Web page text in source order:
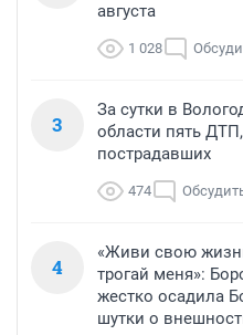
августа
1 028
3
За сутки в
области пять
пострадавших
474
4
«Живи свою
трогай меня»:
жестко осадила
шутки о